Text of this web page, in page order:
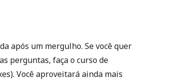
após um mergulho. Se você quer
perguntas, faça o curso de
Você aproveitará ainda mais